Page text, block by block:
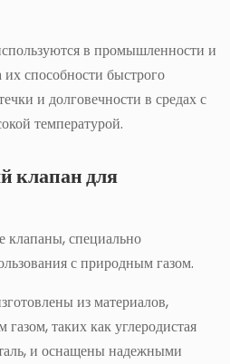
в промышленности и
способности быстрого
и долговечности в средах с
температурой.
клапан для
клапаны, специально
с природным газом.
из материалов,
таких как углеродистая
и оснащены надежными